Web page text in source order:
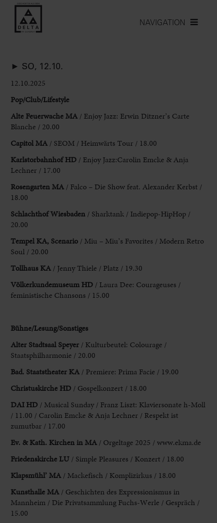
NAVIGATION
► SO, 12.10.
12.10.2025
Pop/Club/Lifestyle
Alte Feuerwache MA / EnjoyJazz: Erwin Ditzner’s Carte
Blanche / 20.00
Capitol MA / SEOM / Heimwärts Tour / 18.00
Karlstorbahnhof HD / Enjoy Jazz:Carolin Emcke & Anja
Lechner / 17.00
Rosengarten MA / Falco – Die Show feat. Alexander Kerbst /
18.00
Schlachthof Wiesbaden / Sharktank / Indiepop-HipHop /
20.00
Tempel KA, Scenario / Miu – Miu’s Favorites / Modern Retro
Soul / 20.00
Tollhaus KA / Jenny Thiele / Platz / 19.30
Völkerkundemuseum HD / Laura Dee: Courageuses /
feministische Chansons / 15.00
Bühne/Lesung/Sonstiges
Alter Stadtsaal Speyer / Kulturbeutel: Colourage /
Staatsphilharmonie / 20.00
Bad. Staatstheater KA / Premiere: Prima Facie / 19.00
Christuskirche HD / Gospelkonzert / 18.00
DAI HD / Musical Sunday / Franz Liszt: Klaviersonate h-Moll
/ 11.00 / Carolin Emcke & Anja Lechner / Respekt ist
zumutbar / 17.00
Ev. & Kath. Kirchen in MA / Orgeltage 2025 / www.ekma.de
Friedenskirche LU / Simple Pleasures / Konzert / 18.00
Klapsmühl’ MA / Mackefisch / Komplizirkus / 18.00
Kunsthalle MA / Geschichten des Expressionismus in
Mannheim / Die Privatsammlung Fuchs-Werle / Gespräch /
15.00